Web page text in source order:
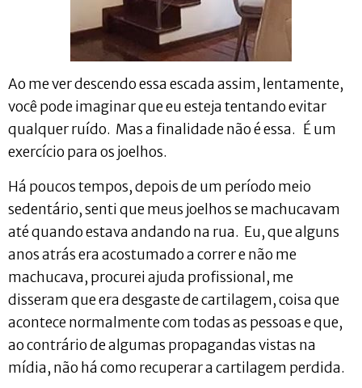
Ao me ver descendo essa escada assim, lentamente,
você pode imaginar que eu esteja tentando evitar
qualquer ruído. Mas a finalidade não é essa. É um
exercício para os joelhos.
Há poucos tempos, depois de um período meio
sedentário, senti que meus joelhos se machucavam
até quando estava andando na rua. Eu, que alguns
anos atrás era acostumado a correr e não me
machucava, procurei ajuda profissional, me
disseram que era desgaste de cartilagem, coisa que
acontece normalmente com todas as pessoas e que,
ao contrário de algumas propagandas vistas na
mídia, não há como recuperar a cartilagem perdida.